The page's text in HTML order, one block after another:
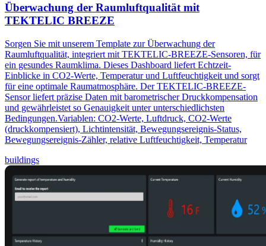
Überwachung der Raumluftqualität mit
TEKTELIC BREEZE
Sorgen Sie mit unserem Template zur Überwachung der
Raumluftqualität, integriert mit TEKTELIC-BREEZE-Sensoren, für
ein gesundes Raumklima. Dieses Dashboard liefert Echtzeit-
Einblicke in CO2-Werte, Temperatur und Luftfeuchtigkeit und sorgt
für eine optimale Raumatmosphäre. Der TEKTELIC-BREEZE-
Sensor liefert präzise Daten mit barometrischer Druckkompensation
und gewährleistet so Genauigkeit unter unterschiedlichsten
Bedingungen.Variablen: CO2-Werte, Luftdruck, CO2-Werte
(druckkompensiert), Lichtintensität, Bewegungsereignis-Status,
Bewegungsereignis-Zähler, relative Luftfeuchtigkeit, Temperatur
buildings